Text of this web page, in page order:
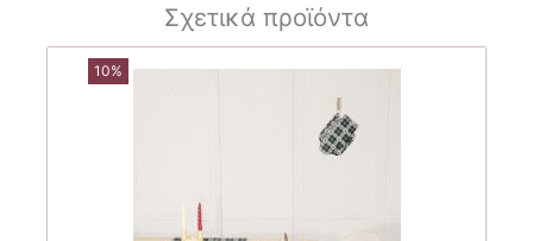
Σχετικά προϊόντα
10%